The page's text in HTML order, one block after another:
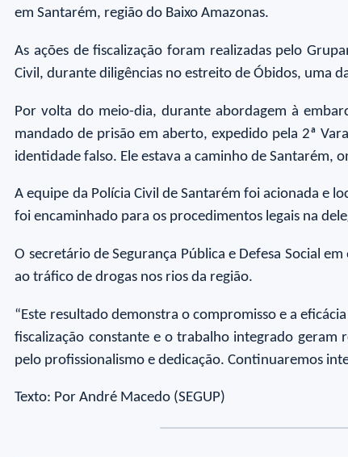
em Santarém, região do Baixo Amazonas.
As ações de fiscalização foram realizadas pelo
Civil, durante diligências no estreito de Óbidos, uma
Por volta do meio-dia, durante abordagem à
mandado de prisão em aberto, expedido pela 2ª
identidade falso. Ele estava a caminho de Santarém,
A equipe da Polícia Civil de Santarém foi acionada e
foi encaminhado para os procedimentos legais na
O secretário de Segurança Pública e Defesa Social
ao tráfico de drogas nos rios da região.
“Este resultado demonstra o compromisso e a
fiscalização constante e o trabalho integrado geram
pelo profissionalismo e dedicação. Continuaremos
Texto: Por André Macedo (SEGUP)